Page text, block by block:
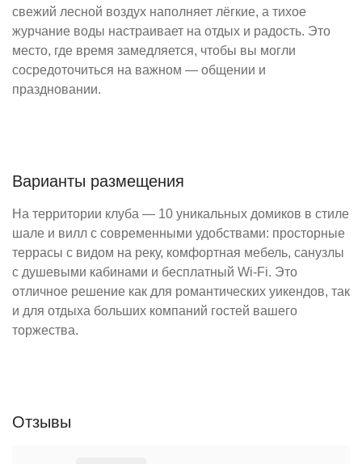
свежий лесной воздух наполняет лёгкие, а тихое
журчание воды настраивает на отдых и радость. Это
место, где время замедляется, чтобы вы могли
сосредоточиться на важном — общении и
праздновании.
Варианты размещения
На территории клуба — 10 уникальных домиков в стиле
шале и вилл с современными удобствами: просторные
террасы с видом на реку, комфортная мебель, санузлы
с душевыми кабинами и бесплатный Wi-Fi. Это
отличное решение как для романтических уикендов, так
и для отдыха больших компаний гостей вашего
торжества.
Отзывы